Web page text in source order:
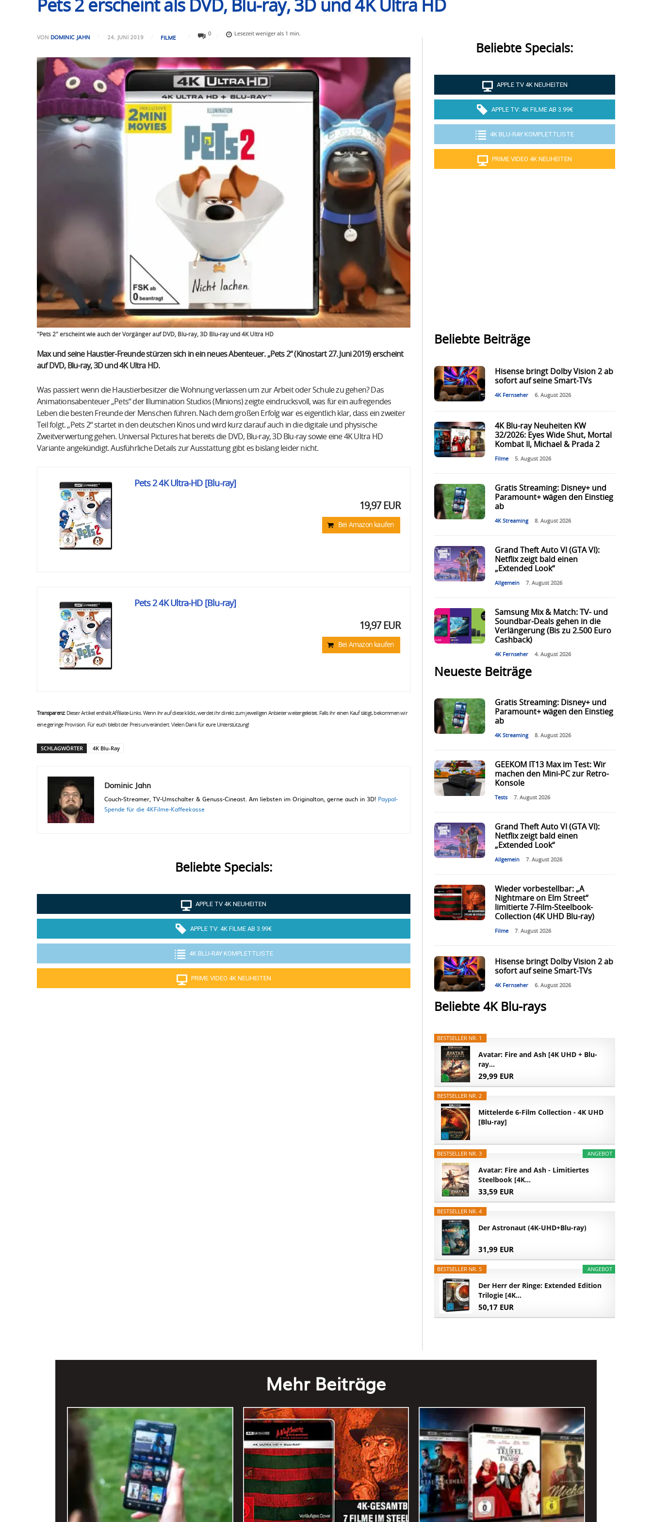
Pets 2 erscheint als DVD, Blu-ray, 3D und 4K Ultra HD
VON DOMINIC JAHN 24. JUNI 2019 FILME
0 Lesezeitweniger als 1 min.
"Pets 2" erscheint wie auch der Vorgänger auf DVD, Blu-ray, 3D Blu-ray und 4K Ultra HD
Max und seine Haustier-Freunde stürzen sich in ein neues Abenteuer. „Pets 2“ (Kinostart 27. Juni 2019) erscheint
auf DVD, Blu-ray, 3D und 4K Ultra HD.
Was passiert wenn die Haustierbesitzer die Wohnung verlassen um zur Arbeit oder Schule zu gehen? Das
Animationsabenteuer „Pets“ der Illumination Studios (Minions) zeigte eindrucksvoll, was für ein aufregendes
Leben die besten Freunde der Menschen führen. Nach dem großen Erfolg war es eigentlich klar, dass ein zweiter
Teil folgt. „Pets 2“ startet in den deutschen Kinos und wird kurz darauf auch in die digitale und physische
Zweitverwertung gehen. Universal Pictures hat bereits die DVD, Blu-ray, 3D Blu-ray sowie eine 4K Ultra HD
Variante angekündigt. Ausführliche Details zur Ausstattung gibt es bislang leider nicht.
Pets 2 4K Ultra-HD [Blu-ray]
19,97 EUR
Bei Amazon kaufen
Pets 2 4K Ultra-HD [Blu-ray]
19,97 EUR
Bei Amazon kaufen
Transparenz:Dieser Artikel enthält Affiliate-Links. Wenn ihr auf diese klickt, werdet ihr direkt zum jeweiligen Anbieter weitergeleitet. Falls ihr einen Kauf tätigt, bekommen wir
eine geringe Provision. Für euch bleibt der Preis unverändert. Vielen Dank für eure Unterstützung!
SCHLAGWÖRTER 4K Blu-Ray
Dominic Jahn
Couch-Streamer, TV-Umschalter & Genuss-Cineast. Am liebsten im Originalton, gerne auch in 3D! Paypal-
Spende für die 4KFilme-Kaffeekasse
Beliebte Specials:
APPLE TV 4K NEUHEITEN
APPLE TV: 4K FILME AB 3.99€
4K BLU-RAY KOMPLETTLISTE
PRIME VIDEO 4K NEUHEITEN
Beliebte Specials:
APPLE TV 4K NEUHEITEN
APPLE TV: 4K FILME AB 3.99€
4K BLU-RAY KOMPLETTLISTE
PRIME VIDEO 4K NEUHEITEN
Beliebte Beiträge
Hisense bringt Dolby Vision 2 ab
sofort auf seine Smart-TVs
4K Fernseher 6. August 2026
4K Blu-ray Neuheiten KW
32/2026: Eyes Wide Shut, Mortal
Kombat II, Michael & Prada 2
Filme 5. August 2026
Gratis Streaming: Disney+ und
Paramount+ wägen den Einstieg
ab
4K Streaming 8. August 2026
Grand Theft Auto VI (GTA VI):
Netflix zeigt bald einen
„Extended Look“
Allgemein 7. August 2026
Samsung Mix & Match: TV- und
Soundbar-Deals gehen in die
Verlängerung (Bis zu 2.500 Euro
Cashback)
4K Fernseher 4. August 2026
Neueste Beiträge
Gratis Streaming: Disney+ und
Paramount+ wägen den Einstieg
ab
4K Streaming 8. August 2026
GEEKOM IT13 Max im Test: Wir
machen den Mini-PC zur Retro-
Konsole
Tests 7. August 2026
Grand Theft Auto VI (GTA VI):
Netflix zeigt bald einen
„Extended Look“
Allgemein 7. August 2026
Wieder vorbestellbar: „A
Nightmare on Elm Street“
limitierte 7-Film-Steelbook-
Collection (4K UHD Blu-ray)
Filme 7. August 2026
Hisense bringt Dolby Vision 2 ab
sofort auf seine Smart-TVs
4K Fernseher 6. August 2026
Beliebte 4K Blu-rays
BESTSELLER NR. 1
Avatar: Fire and Ash [4K UHD + Blu-
ray...
29,99 EUR
BESTSELLER NR. 2
Mittelerde 6-Film Collection - 4K UHD
[Blu-ray]
ANGEBOT
BESTSELLER NR. 3
Avatar: Fire and Ash - Limitiertes
Steelbook [4K...
33,59 EUR
BESTSELLER NR. 4
Der Astronaut (4K-UHD+Blu-ray)
31,99 EUR
ANGEBOT
BESTSELLER NR. 5
Der Herr der Ringe: Extended Edition
Trilogie [4K...
50,17 EUR
Mehr Beiträge